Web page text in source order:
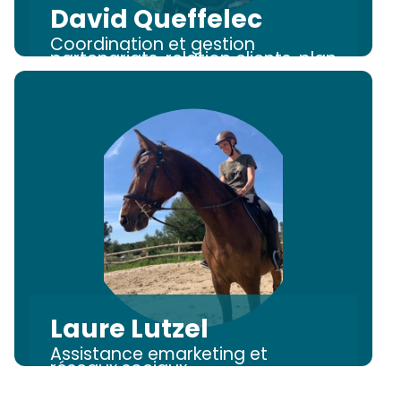
David Queffelec
Coordination et gestion
partenariats, relation clients, plan
d'action
Laure Lutzel
Assistance emarketing et
réseaux sociaux